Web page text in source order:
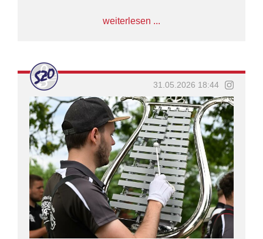
Viele Erinnerungen, viele besondere Momente
und inzwischen fünf weitere Teilnahmen später
#WMC2026 #szoroadtowmc
#WorldMusicContest #SZO
#marschunddrillkontingent
weiterlesen ...
31.05.2026 18:44